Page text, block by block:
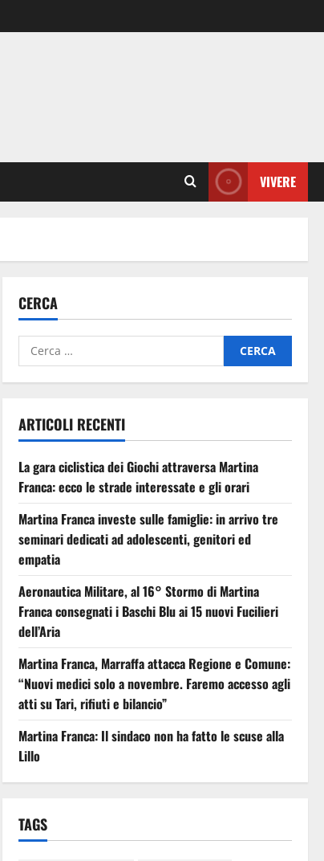
VIVERE
CERCA
ARTICOLI RECENTI
La gara ciclistica dei Giochi attraversa Martina
Franca: ecco le strade interessate e gli orari
Martina Franca investe sulle famiglie: in arrivo tre
seminari dedicati ad adolescenti, genitori ed
empatia
Aeronautica Militare, al 16° Stormo di Martina
Franca consegnati i Baschi Blu ai 15 nuovi Fucilieri
dell’Aria
Martina Franca, Marraffa attacca Regione e Comune:
“Nuovi medici solo a novembre. Faremo accesso agli
atti su Tari, rifiuti e bilancio”
Martina Franca: Il sindaco non ha fatto le scuse alla
Lillo
TAGS